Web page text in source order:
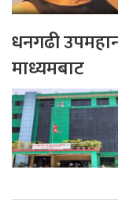
धनगढी
माध्यमबाट